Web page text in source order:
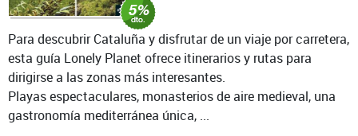
Para descubrir Cataluña y disfrutar de un viaje por carretera,
esta guía Lonely Planet ofrece itinerarios y rutas para
dirigirse a las zonas más interesantes.
Playas espectaculares, monasterios de aire medieval, una
gastronomía mediterránea única, ...